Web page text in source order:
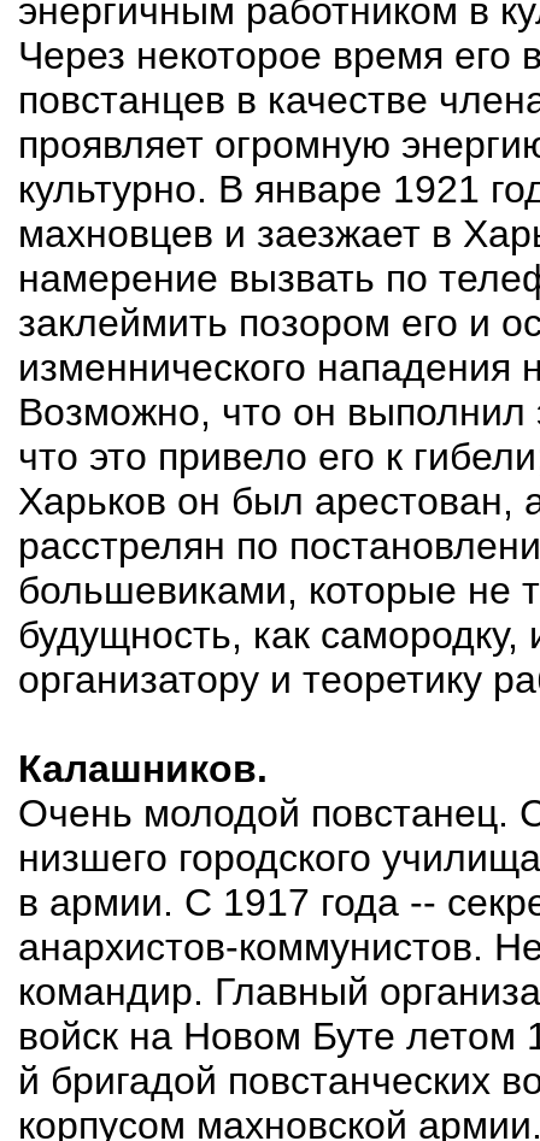
энергичным работником в
Через некоторое время
повстанцев в качестве
проявляет огромную
культурно. В январе 1921
махновцев и заезжает в
намерение вызвать по
заклеймить позором его и
изменнического нападения
Возможно, что он
что это привело его к
Харьков он был арестован,
расстрелян по
большевиками, которые не
будущность, как
организатору и теоретику
Калашников.
Очень молодой повстанец.
низшего городского
в армии. С 1917 года --
анархистов-коммунистов.
командир. Главный
войск на Новом Буте летом
й бригадой повстанческих
корпусом махновской